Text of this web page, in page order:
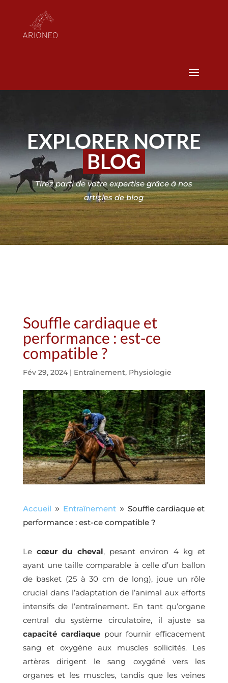
EXPLORER NOTRE
BLOG
Tirez parti de votre expertise grâce à nos
articles de blog
Souffle cardiaque et
performance : est-ce
compatible ?
Fév 29, 2024| Entraînement, Physiologie
Accueil 9 Entraînement 9 Souffle cardiaque et
performance : est-ce compatible ?
Lecœur du cheval, pesant environ 4 kg et
ayant une taille comparable à celle d’un ballon
de basket (25 à 30 cm de long), joue un rôle
crucial dans l’adaptation de l’animal aux efforts
intensifs de l’entraînement. En tant qu’organe
central du système circulatoire, il ajuste sa
capacité cardiaquepour fournir efficacement
sang et oxygène aux muscles sollicités. Les
artères dirigent le sang oxygéné vers les
organes et les muscles, tandis que les veines